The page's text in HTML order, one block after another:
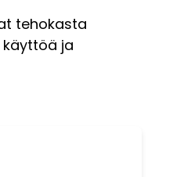
tehokasta
ja